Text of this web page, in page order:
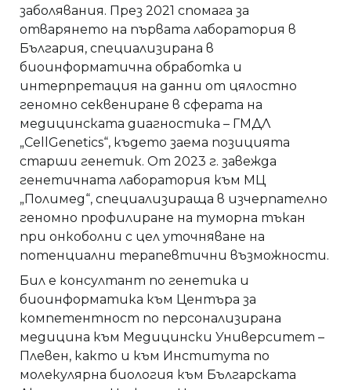
заболявания. През 2021 спомага за
отварянето на първата лаборатория в
България, специализирана в
биоинформатична обработка и
интерпретация на данни от цялостно
геномно секвениране в сферата на
медицинската диагностика – ГМДЛ
„CellGenetics“, където заема позицията
старши генетик. От 2023 г. завежда
генетичната лаборатория към МЦ
„Полимед“, специализираща в изчерпателно
геномно профилиране на туморна тъкан
при онкоболни с цел уточняване на
потенциални терапевтични възможности.
Бил е консултант по генетика и
биоинформатика към Центъра за
компетентност по персонализирана
медицина към Медицински Университет –
Плевен, както и към Института по
молекулярна биология към Българската